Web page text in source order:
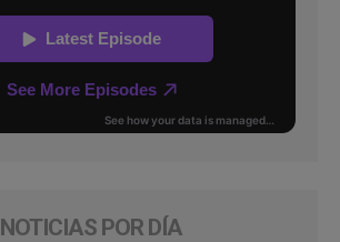
NOTICIAS POR DÍA